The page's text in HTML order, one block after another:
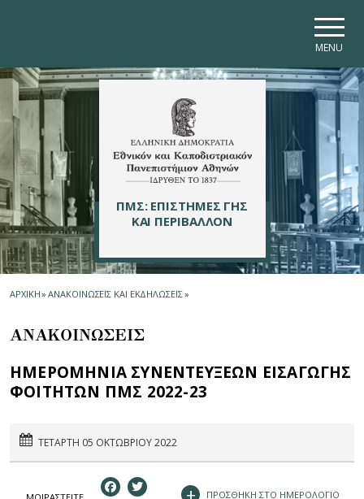
MENU
ΠΜΣ: ΕΠΙΣΤΗΜΕΣ ΓΗΣ
ΚΑΙ ΠΕΡΙΒΑΛΛΟΝ
ΑΡΧΙΚΗ» ΑΝΑΚΟΙΝΩΣΕΙΣ ΚΑΙ ΕΚΔΗΛΩΣΕΙΣ»
ΑΝΑΚΟΙΝΩΣΕΙΣ
ΗΜΕΡΟΜΗΝΙΑ ΣΥΝΕΝΤΕΥΞΕΩΝ ΕΙΣΑΓΩΓΗΣ
ΦΟΙΤΗΤΩΝ ΠΜΣ 2022-23
ΤΕΤΑΡΤΗ 05 ΟΚΤΩΒΡΙΟΥ 2022
+
ΠΡΟΣΘΗΚΗ ΣΤΟ ΗΜΕΡΟΛΟΓΙΟ